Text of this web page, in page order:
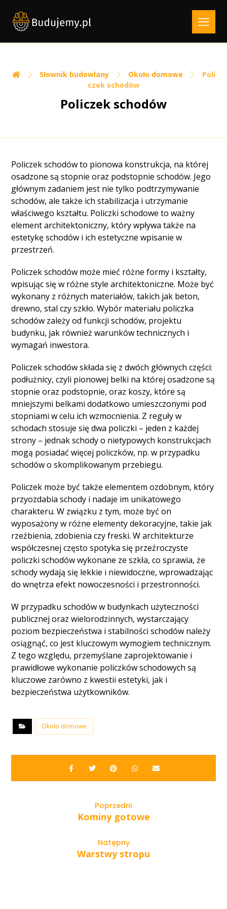
Słownik budowlany Około domowe
Poli
czek schodów
Policzek schodów
Policzek schodów to pionowa konstrukcja, na której
osadzone są stopnie oraz podstopnie schodów. Jego
głównym zadaniem jest nie tylko podtrzymywanie
schodów, ale także ich stabilizacja i utrzymanie
właściwego kształtu. Policzki schodowe to ważny
element architektoniczny, który wpływa także na
estetykę schodów i ich estetyczne wpisanie w
przestrzeń.
Policzek schodów może mieć różne formy i kształty,
wpisując się w różne style architektoniczne. Może być
wykonany z różnych materiałów, takich jak beton,
drewno, stal czy szkło. Wybór materiału policzka
schodów zależy od funkcji schodów, projektu
budynku, jak również warunków technicznych i
wymagań inwestora.
Policzek schodów składa się z dwóch głównych części:
podłużnicy, czyli pionowej belki na której osadzone są
stopnie oraz podstopnie, oraz koszy, które są
mniejszymi belkami dodatkowo umieszczonymi pod
stopniami w celu ich wzmocnienia. Z reguły w
schodach stosuje się dwa policzki – jeden z każdej
strony – jednak schody o nietypowych konstrukcjach
mogą posiadać więcej policzków, np. w przypadku
schodów o skomplikowanym przebiegu.
Policzek może być także elementem ozdobnym, który
przyozdabia schody i nadaje im unikatowego
charakteru. W związku z tym, może być on
wyposażony w różne elementy dekoracyjne, takie jak
rzeźbienia, zdobienia czy freski. W architekturze
współczesnej często spotyka się przeźroczyste
policzki schodów wykonane ze szkła, co sprawia, że
schody wydają się lekkie i niewidoczne, wprowadzając
do wnętrza efekt nowoczesności i przestronności.
W przypadku schodów w budynkach użyteczności
publicznej oraz wielorodzinnych, wystarczający
poziom bezpieczeństwa i stabilności schodów należy
osiągnąć, co jest kluczowym wymogiem technicznym.
Z tego względu, przemyślane zaprojektowanie i
prawidłowe wykonanie policzków schodowych są
kluczowe zarówno z kwestii estetyki, jak i
bezpieczeństwa użytkowników.
Około domowe
Poprzedni
Kominy gotowe
Natępny
Warstwy stropu